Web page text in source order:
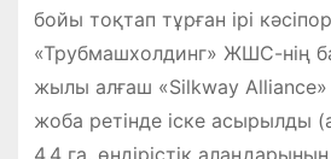
бойы тоқтап тұрған ірі
«Трубмашхолдинг» ЖШС-нің
жылы алғаш «Silkway
жоба ретінде іске асырылды